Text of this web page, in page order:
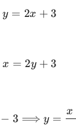
y=2 x+3
y = 2x + 3
x=2 y+3
x = 2y + 3
2 y=x-
− 3 ⟹ y =
x